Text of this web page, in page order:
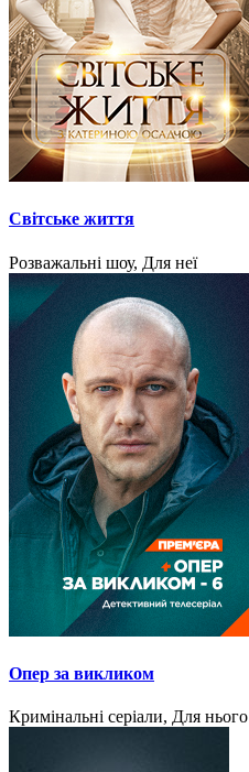
Світське життя
Розважальні шоу, Для неї
Опер за викликом
Кримінальні серіали, Для нього